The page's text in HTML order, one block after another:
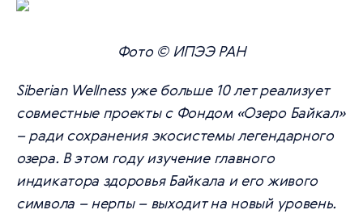
Фото © ИПЭЭ РАН
Siberian Wellness уже больше 10 лет реализует
совместные проекты с Фондом «Озеро Байкал»
– ради сохранения экосистемы легендарного
озера. В этом году изучение главного
индикатора здоровья Байкала и его живого
символа – нерпы – выходит на новый уровень.